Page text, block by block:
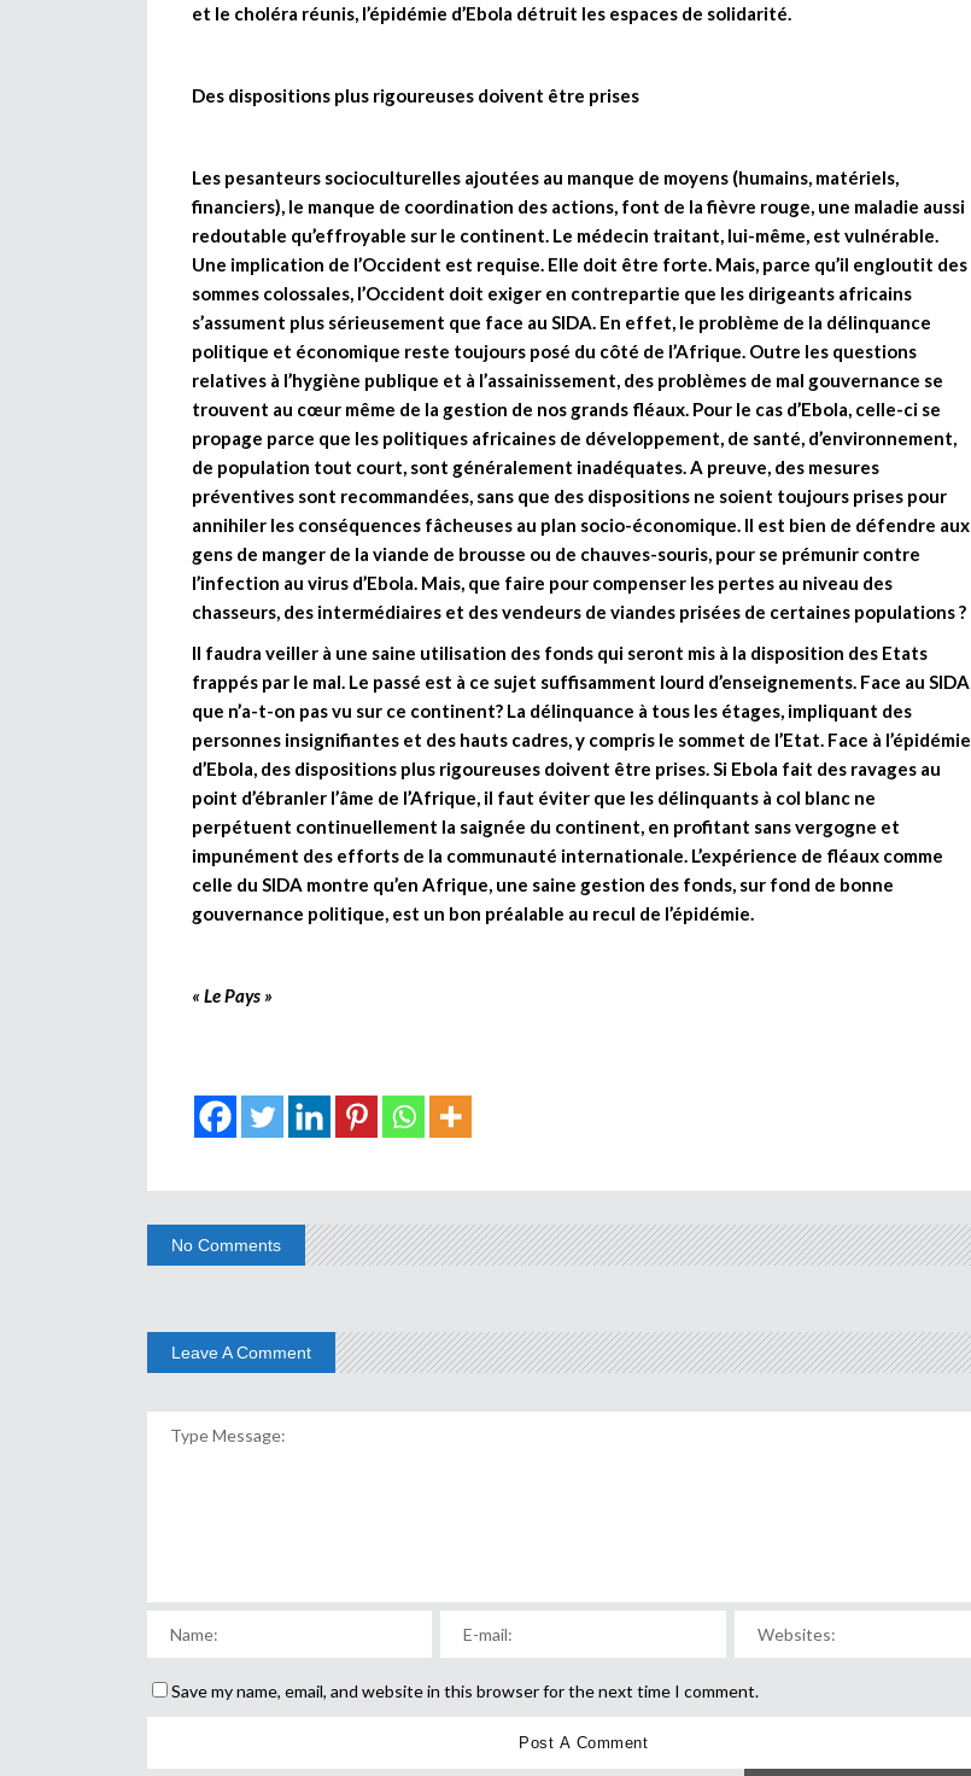
et le choléra réunis, l’épidémie d’Ebola détruit les espaces de solidarité.
Des dispositions plus rigoureuses doivent être prises
Les pesanteurs socioculturelles ajoutées au manque de moyens (humains, matériels,
financiers), le manque de coordination des actions, font de la fièvre rouge, une maladie aussi
redoutable qu’effroyable sur le continent. Le médecin traitant, lui-même, est vulnérable.
Une implication de l’Occident est requise. Elle doit être forte. Mais, parce qu’il engloutit des
sommes colossales, l’Occident doit exiger en contrepartie que les dirigeants africains
s’assument plus sérieusement que face au SIDA. En effet, le problème de la délinquance
politique et économique reste toujours posé du côté de l’Afrique. Outre les questions
relatives à l’hygiène publique et à l’assainissement, des problèmes de mal gouvernance se
trouvent au cœur même de la gestion de nos grands fléaux. Pour le cas d’Ebola, celle-ci se
propage parce que les politiques africaines de développement, de santé, d’environnement,
de population tout court, sont généralement inadéquates. A preuve, des mesures
préventives sont recommandées, sans que des dispositions ne soient toujours prises pour
annihiler les conséquences fâcheuses au plan socio-économique. Il est bien de défendre aux
gens de manger de la viande de brousse ou de chauves-souris, pour se prémunir contre
l’infection au virus d’Ebola. Mais, que faire pour compenser les pertes au niveau des
chasseurs, des intermédiaires et des vendeurs de viandes prisées de certaines populations ?
Il faudra veiller à une saine utilisation des fonds qui seront mis à la disposition des Etats
frappés par le mal. Le passé est à ce sujet suffisamment lourd d’enseignements. Face au SIDA,
que n’a-t-on pas vu sur ce continent? La délinquance à tous les étages, impliquant des
personnes insignifiantes et des hauts cadres, y compris le sommet de l’Etat. Face à l’épidémie
d’Ebola, des dispositions plus rigoureuses doivent être prises. Si Ebola fait des ravages au
point d’ébranler l’âme de l’Afrique, il faut éviter que les délinquants à col blanc ne
perpétuent continuellement la saignée du continent, en profitant sans vergogne et
impunément des efforts de la communauté internationale. L’expérience de fléaux comme
celle du SIDA montre qu’en Afrique, une saine gestion des fonds, sur fond de bonne
gouvernance politique, est un bon préalable au recul de l’épidémie.
« Le Pays »
No Comments
Leave A Comment
Save my name, email, and website in this browser for the next time I comment.